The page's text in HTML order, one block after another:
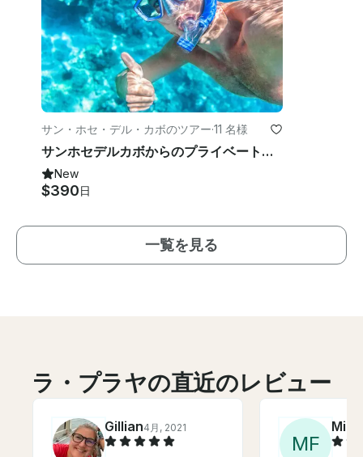
サン・ホセ・デル・カボのツアー·11 名様
サンホセデルカボからのプライベートシュノーケリングツアー
New
$390日
一覧を見る
ラ・プラヤの直近のレビュー
Gillian4月, 2021
MF
Mike